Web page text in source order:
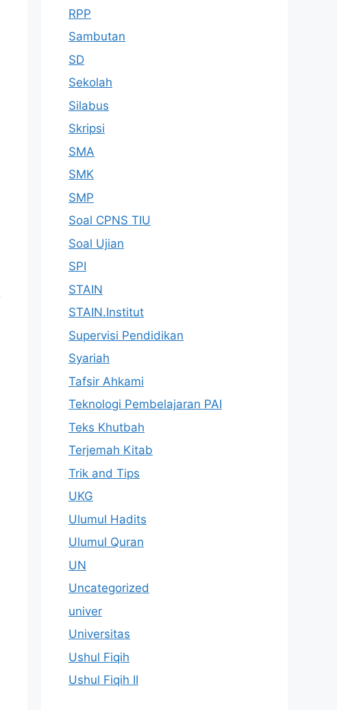
RPP
Sambutan
SD
Sekolah
Silabus
Skripsi
SMA
SMK
SMP
Soal CPNS TIU
Soal Ujian
SPI
STAIN
STAIN.Institut
Supervisi Pendidikan
Syariah
Tafsir Ahkami
Teknologi Pembelajaran PAI
Teks Khutbah
Terjemah Kitab
Trik and Tips
UKG
Ulumul Hadits
Ulumul Quran
UN
Uncategorized
univer
Universitas
Ushul Fiqih
Ushul Fiqih II